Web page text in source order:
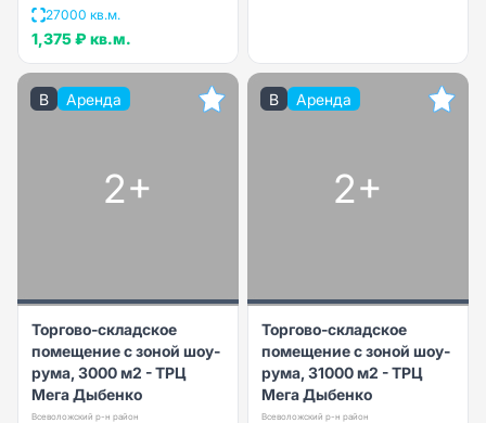
27000 кв.м.
1,375 ₽ кв.м.
B Аренда
2+
Торгово-складское
помещение с зоной шоу-
рума, 3000 м2 - ТРЦ
Мега Дыбенко
Всеволожский р-н район
B Аренда
2+
Торгово-складское
помещение с зоной шоу-
рума, 31000 м2 - ТРЦ
Мега Дыбенко
Всеволожский р-н район